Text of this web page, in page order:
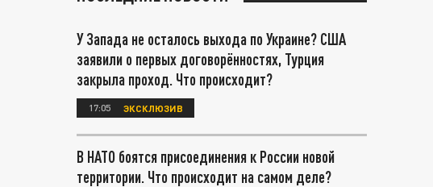
У Запада не осталось выхода по Украине? США
заявили о первых договорённостях, Турция
закрыла проход. Что происходит?
17:05 ЭКСКЛЮЗИВ
В НАТО боятся присоединения к России новой
территории. Что происходит на самом деле?